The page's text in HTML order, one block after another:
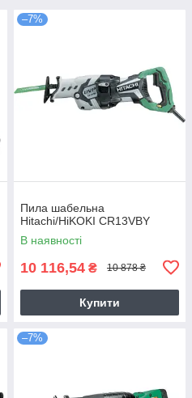
–7%
Пила шабельна
Hitachi/HiKOKI CR13VBY
В наявності
10 116,54 ₴ 10 878 ₴
Купити
–7%